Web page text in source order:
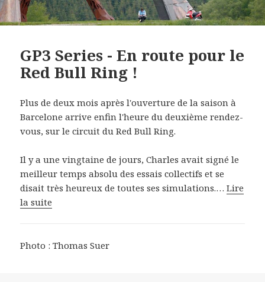
GP3 Series - En route pour le
Red Bull Ring !
Plus de deux mois après l'ouverture de la saison à
Barcelone arrive enfin l'heure du deuxième rendez-
vous, sur le circuit du Red Bull Ring.
Il y a une vingtaine de jours, Charles avait signé le
meilleur temps absolu des essais collectifs et se
disait très heureux de toutes ses simulations.…Lire
la suite
Photo : Thomas Suer